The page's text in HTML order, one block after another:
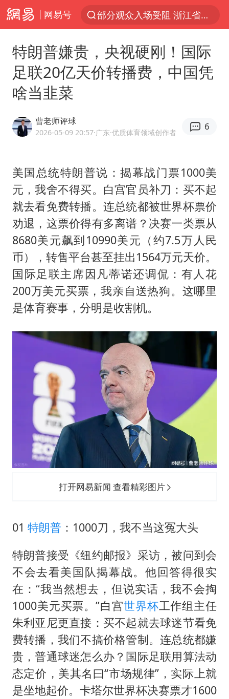
网易号
部分观众入场受阻 浙江省博物馆致歉
U17国足三战全胜
秋天的第一杯奶茶安排上了吗
台风白海豚登陆地点更新
看守所辅警收受10万获刑1年
国家气候中心：8月将有4轮高温过程，部分地区可达40℃～45℃
宇树科技 打新
台风白海豚进入48小时警戒线
贵州轮胎子公司获美国退税8136万
郑国霖回应去景区上班被保安拦下
曝韩足协曾为外籍裁判安排性招待
中方回应是否在太平洋海底开采稀土
奋进开新局 实干挑大梁
特朗普嫌贵，央视硬刚！国际
足联20亿天价转播费，中国凭
啥当韭菜
曹老师评球
2026-05-09 20:57·广东·优质体育领域创作者
6
美国总统特朗普说：揭幕战门票1000美
元，我舍不得买。白宫官员补刀：买不起
就去看免费转播。连总统都被世界杯票价
劝退，这票价得有多离谱？决赛一类票从
8680美元飙到10990美元（约7.5万人民
币），转售平台甚至挂出1564万元天价。
国际足联主席因凡蒂诺还调侃：有人花
200万美元买票，我亲自送热狗。这哪里
是体育赛事，分明是收割机。
打开网易新闻 查看精彩图片
01 特朗普 ：1000刀，我不当这冤大头
特朗普接受《纽约邮报》采访，被问到会
不会去看美国队揭幕战。他回答得很实
在：“我当然想去，但说实话，我不会掏
1000美元买票。”白宫世界杯工作组主任
朱利亚尼更直接：买不起就去球迷节看免
费转播，我们不搞价格管制。连总统都嫌
贵，普通球迷怎么办？国际足联用算法动
态定价，美其名曰“市场规律”，实际上就
是坐地起价。卡塔尔世界杯决赛票才1600